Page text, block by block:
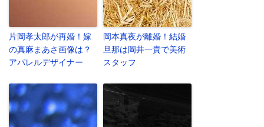
片岡孝太郎が再婚！嫁
の真麻まあさ画像は？
アパレルデザイナー
岡本真夜が離婚！結婚
旦那は岡井一貴で美術
スタッフ